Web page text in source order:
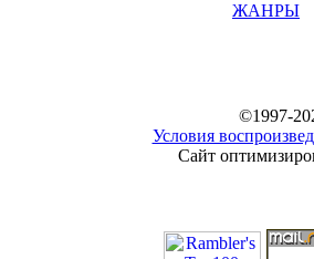
ЖАНРЫ
©1997-
Условия
Сайт